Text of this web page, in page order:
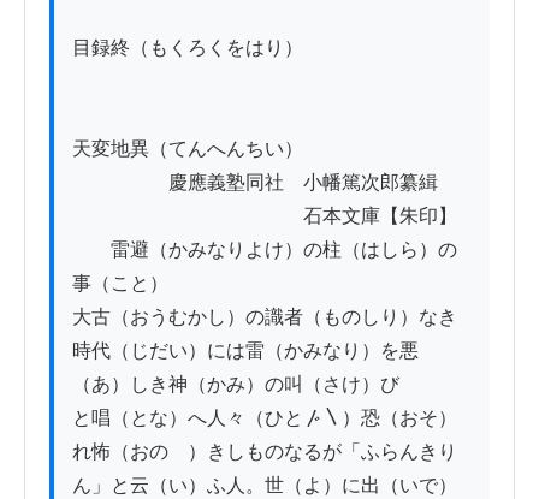
目録終（もくろくをはり）
天変地異（てんへんちい）
慶應義塾同社　小幡篤次郎纂緝
石本文庫【朱印】
雷避（かみなりよけ）の柱（はしら）の
事（こと）
大古（おうむかし）の識者（ものしり）なき
時代（じだい）には雷（かみなり）を悪
（あ）しき神（かみ）の叫（さけ）び
と唱（とな）へ人々（ひと〴〵）恐（おそ）
れ怖（おのゝ）きしものなるが「ふらんきり
ん」と云（い）ふ人。世（よ）に出（いで）